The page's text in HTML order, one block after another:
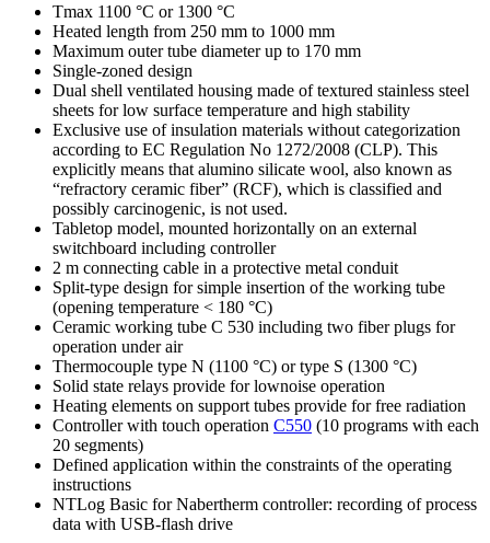
Tmax 1100 °C or 1300 °C
Heated length from 250 mm to 1000 mm
Maximum outer tube diameter up to 170 mm
Single-zoned design
Dual shell ventilated housing made of textured stainless steel
sheets for low surface temperature and high stability
Exclusive use of insulation materials without categorization
according to EC Regulation No 1272/2008 (CLP). This
explicitly means that alumino silicate wool, also known as
“refractory ceramic fiber” (RCF), which is classified and
possibly carcinogenic, is not used.
Tabletop model, mounted horizontally on an external
switchboard including controller
2 m connecting cable in a protective metal conduit
Split-type design for simple insertion of the working tube
(opening temperature < 180 °C)
Ceramic working tube C 530 including two fiber plugs for
operation under air
Thermocouple type N (1100 °C) or type S (1300 °C)
Solid state relays provide for lownoise operation
Heating elements on support tubes provide for free radiation
Controller with touch operation C550 (10 programs with each
20 segments)
Defined application within the constraints of the operating
instructions
NTLog Basic for Nabertherm controller: recording of process
data with USB-flash drive